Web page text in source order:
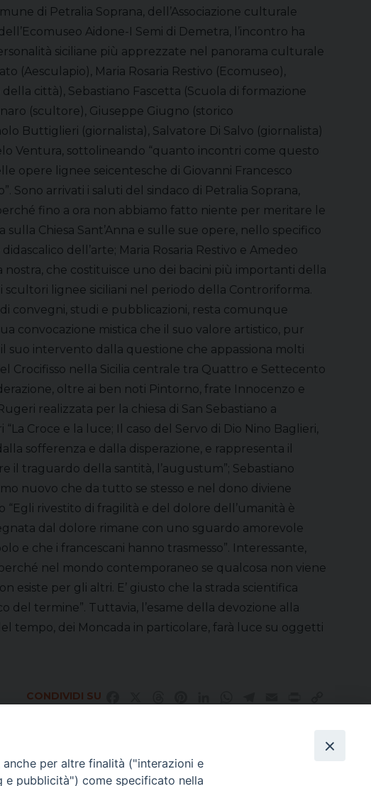
di Petralia Soprana, dell’Associazione culturale
Aidone-I Semi di Demetra, l’incontro ha
siciliane più apprezzate nel panorama culturale
(Aesculapio), Maria Rosaria Restivo (Ecomuseo),
della città), Sebastiano Fascetta (Scuola di formazione
(scultore), Giuseppe Giugno (storico
Buttiglieri (giornalista), Salvatore Di Salvo (giornalista)
Ventura, sottolineando “quanto incontri come questo
opere lignee seicentesche di Giovanni Francesco
Sono arrivati i saluti del sindaco di Petralia Soprana,
fino a ora non abbiamo fatto niente per meritare le
Chiesa Sant’Anna e sulle sue opere, nello specifico
dell’arte; Maria Rosaria Restivo e Amedeo
nostra, che costituisce uno dei bacini più importanti della
lignee siciliani nel periodo della Controriforma.
convegni, studi e pubblicazioni, resta comunque
convocazione mistica che il suo valore artistico, pur
suo intervento dalla questione che appassiona molti
Crocifisso nella Sicilia centrale tra Quattro e Settecento
oltre ai ben noti Pintorno, frate Innocenzo e
realizzata per la chiesa di San Sebastiano a
Croce e la luce; Il caso del Servo di Dio Nino Baglieri,
sofferenza e dalla disperazione, e rappresenta il
il traguardo della santità, l’augustum”; Sebastiano
nuovo che da tutto se stesso e nel dono diviene
rivestito di fragilità e del dolore dell’umanità è
dal dolore rimane con uno sguardo amorevole
e che i francescani hanno trasmesso”. Interessante,
nel mondo contemporaneo se qualcosa non viene
esiste per gli altri. E’ giusto che la strada scientifica
termine”. Tuttavia, l’esame della devozione alla
tempo, dei Moncada in particolare, farà luce su oggetti
CONDIVIDI SU
Direttore Responsabile Giuseppe Rabita
Direttore Amministrativo Salvatore Bruno
per altre finalità ("interazioni e
e pubblicità") come specificato nella